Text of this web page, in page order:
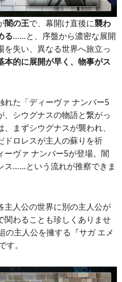
闇の王で、幕開け直後に襲わ
る……と、序盤から濃密な展開
失い、異なる世界へ旅立っ
本的に展開が早く、物事がス
れた「ディーヴァ ナンバー5
シウグナスの物語と繋がっ
まずシウグナスが襲われ、
ドロレスが主人の蘇りを祈
ーヴァ ナンバー5が登場。闇
ス……という流れが推察できま
主人公の世界に別の主人公が
関わることも珍しくありませ
の主人公を擁する『サガ エメ
。